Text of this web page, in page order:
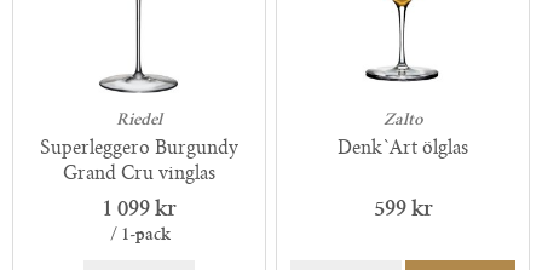
Riedel
Superleggero Burgundy
Grand Cru vinglas
1 099 kr
/ 1-pack
Zalto
Denk`Art ölglas
599 kr